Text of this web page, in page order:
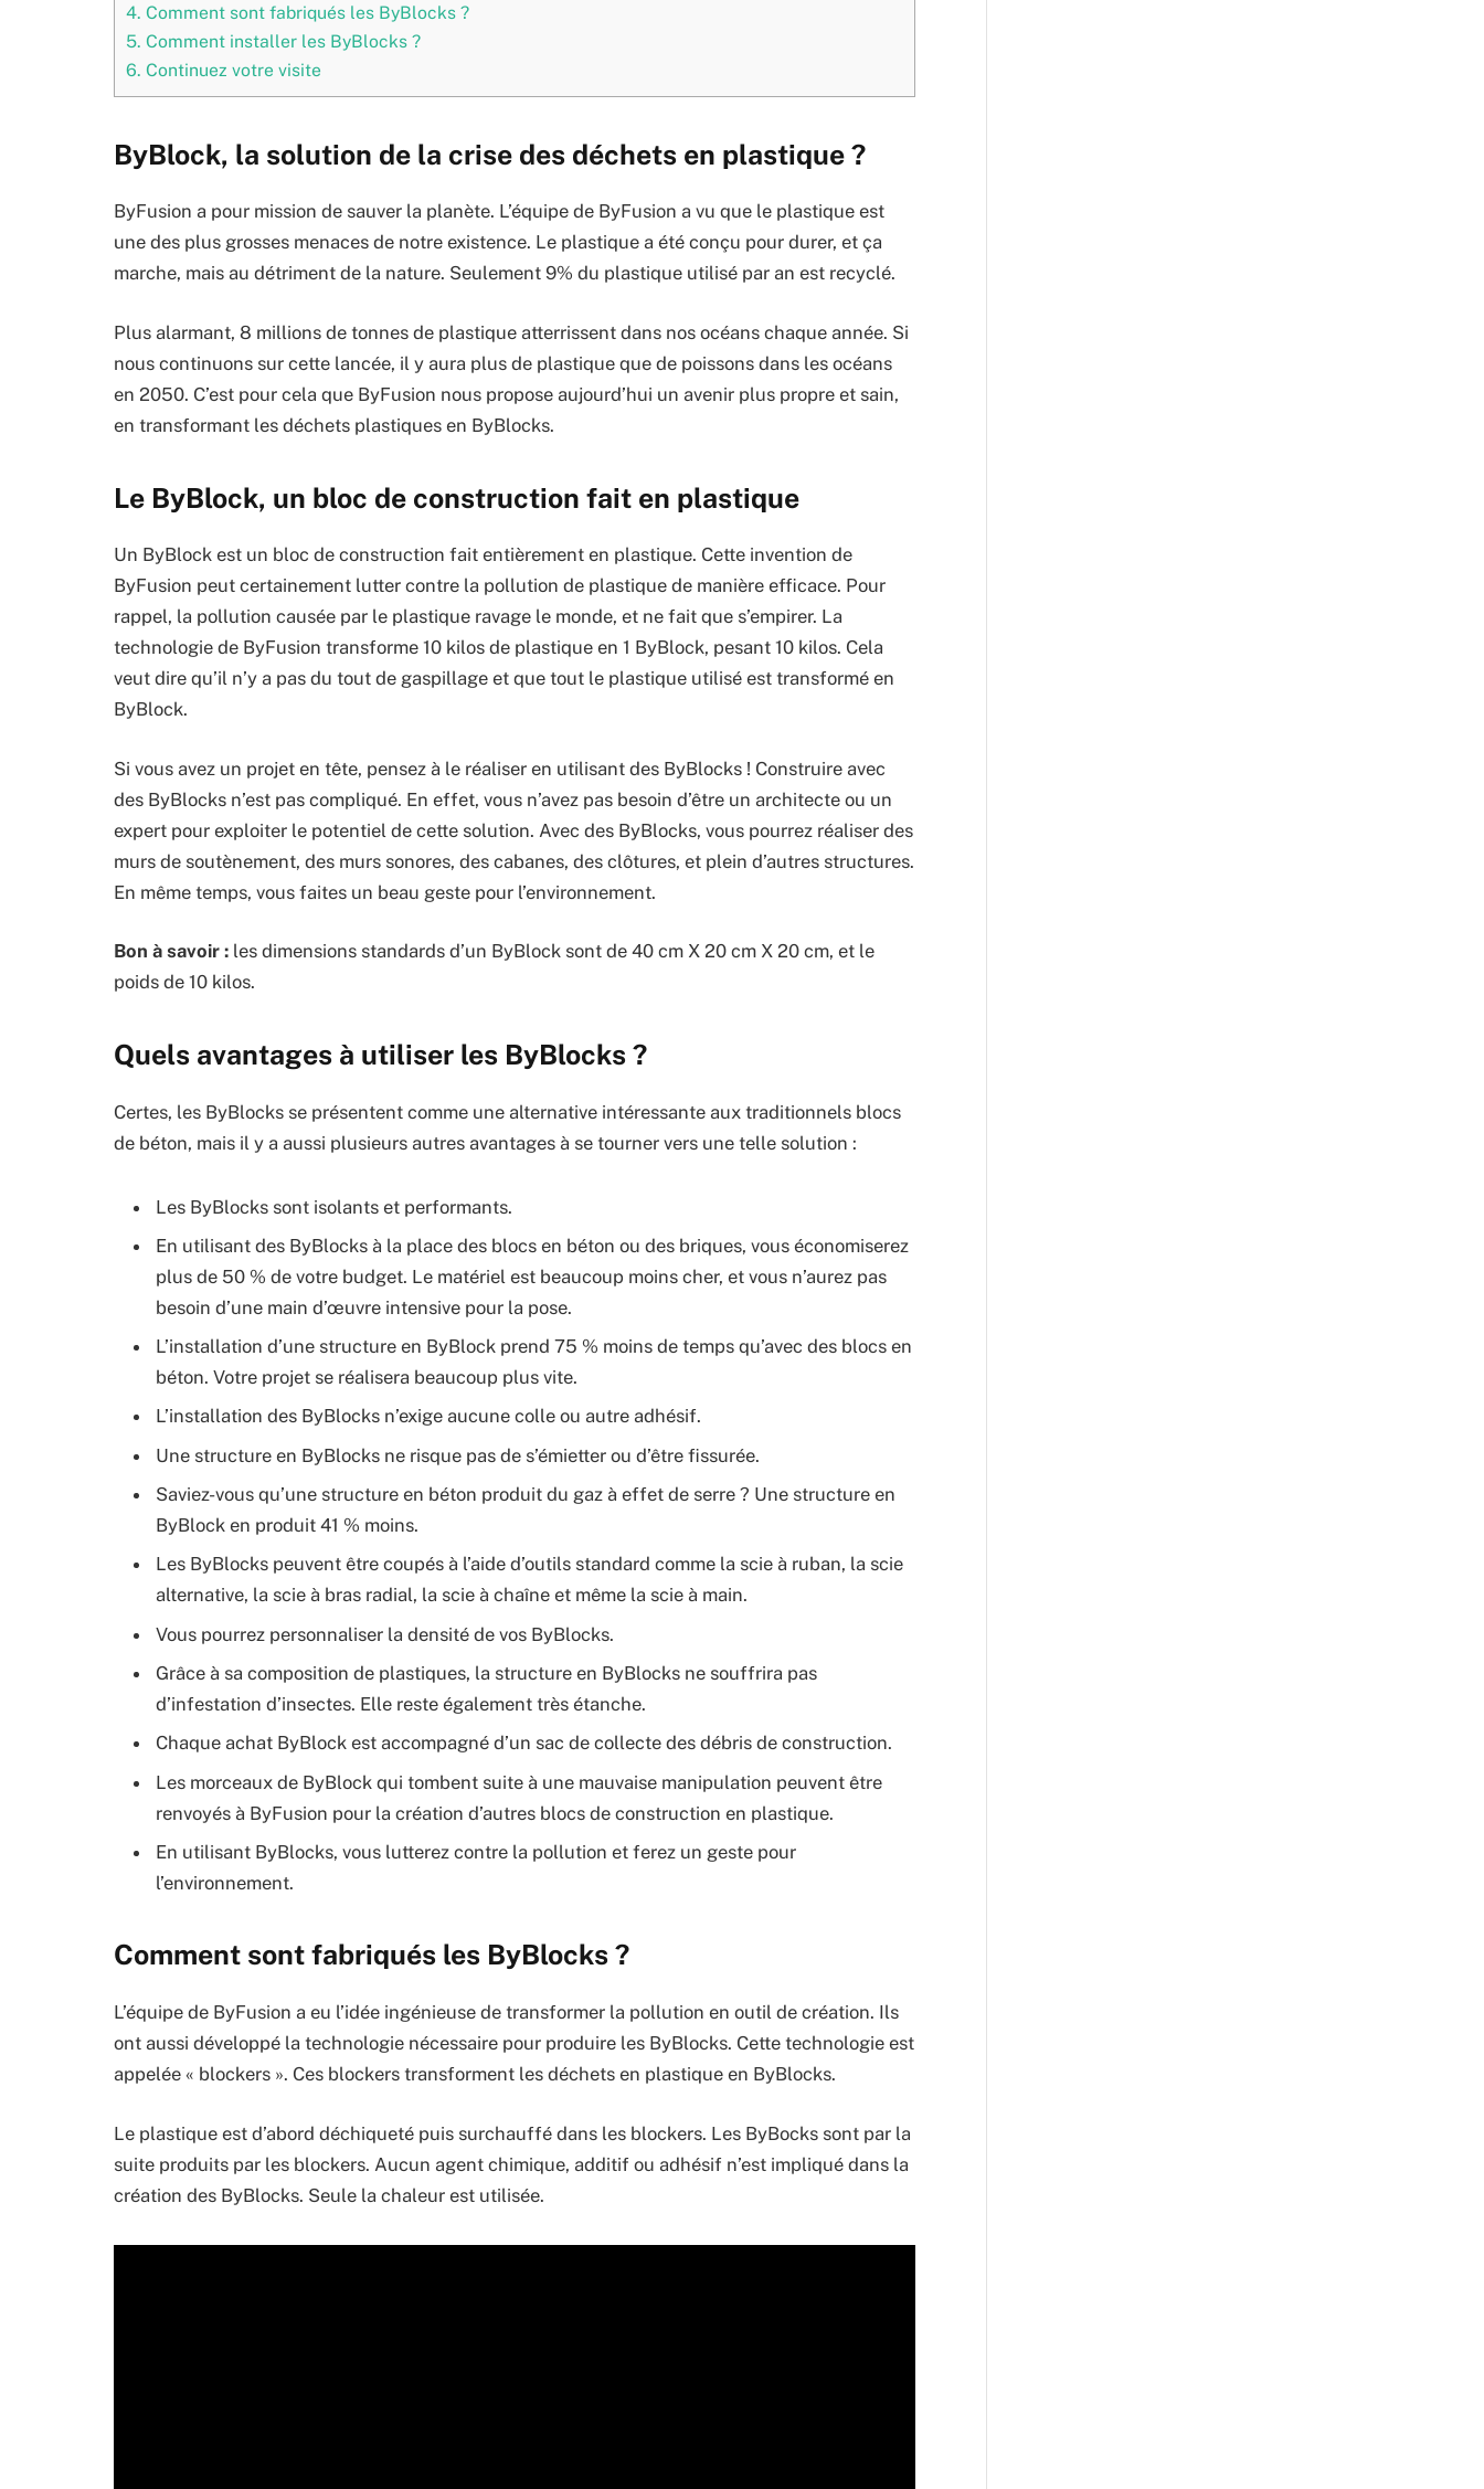
4. Comment sont fabriqués les ByBlocks ?
5. Comment installer les ByBlocks ?
6. Continuez votre visite
ByBlock, la solution de la crise des déchets en plastique ?
ByFusion a pour mission de sauver la planète. L’équipe de ByFusion a vu que le plastique est
une des plus grosses menaces de notre existence. Le plastique a été conçu pour durer, et ça
marche, mais au détriment de la nature. Seulement 9% du plastique utilisé par an est recyclé.
Plus alarmant, 8 millions de tonnes de plastique atterrissent dans nos océans chaque année. Si
nous continuons sur cette lancée, il y aura plus de plastique que de poissons dans les océans
en 2050. C’est pour cela que ByFusion nous propose aujourd’hui un avenir plus propre et sain,
en transformant les déchets plastiques en ByBlocks.
Le ByBlock, un bloc de construction fait en plastique
Un ByBlock est un bloc de construction fait entièrement en plastique. Cette invention de
ByFusion peut certainement lutter contre la pollution de plastique de manière efficace. Pour
rappel, la pollution causée par le plastique ravage le monde, et ne fait que s’empirer. La
technologie de ByFusion transforme 10 kilos de plastique en 1 ByBlock, pesant 10 kilos. Cela
veut dire qu’il n’y a pas du tout de gaspillage et que tout le plastique utilisé est transformé en
ByBlock.
Si vous avez un projet en tête, pensez à le réaliser en utilisant des ByBlocks ! Construire avec
des ByBlocks n’est pas compliqué. En effet, vous n’avez pas besoin d’être un architecte ou un
expert pour exploiter le potentiel de cette solution. Avec des ByBlocks, vous pourrez réaliser des
murs de soutènement, des murs sonores, des cabanes, des clôtures, et plein d’autres structures.
En même temps, vous faites un beau geste pour l’environnement.
Bon à savoir : les dimensions standards d’un ByBlock sont de 40 cm X 20 cm X 20 cm, et le
poids de 10 kilos.
Quels avantages à utiliser les ByBlocks ?
Certes, les ByBlocks se présentent comme une alternative intéressante aux traditionnels blocs
de béton, mais il y a aussi plusieurs autres avantages à se tourner vers une telle solution :
Les ByBlocks sont isolants et performants.
En utilisant des ByBlocks à la place des blocs en béton ou des briques, vous économiserez
plus de 50 % de votre budget. Le matériel est beaucoup moins cher, et vous n’aurez pas
besoin d’une main d’œuvre intensive pour la pose.
L’installation d’une structure en ByBlock prend 75 % moins de temps qu’avec des blocs en
béton. Votre projet se réalisera beaucoup plus vite.
L’installation des ByBlocks n’exige aucune colle ou autre adhésif.
Une structure en ByBlocks ne risque pas de s’émietter ou d’être fissurée.
Saviez-vous qu’une structure en béton produit du gaz à effet de serre ? Une structure en
ByBlock en produit 41 % moins.
Les ByBlocks peuvent être coupés à l’aide d’outils standard comme la scie à ruban, la scie
alternative, la scie à bras radial, la scie à chaîne et même la scie à main.
Vous pourrez personnaliser la densité de vos ByBlocks.
Grâce à sa composition de plastiques, la structure en ByBlocks ne souffrira pas
d’infestation d’insectes. Elle reste également très étanche.
Chaque achat ByBlock est accompagné d’un sac de collecte des débris de construction.
Les morceaux de ByBlock qui tombent suite à une mauvaise manipulation peuvent être
renvoyés à ByFusion pour la création d’autres blocs de construction en plastique.
En utilisant ByBlocks, vous lutterez contre la pollution et ferez un geste pour
l’environnement.
Comment sont fabriqués les ByBlocks ?
L’équipe de ByFusion a eu l’idée ingénieuse de transformer la pollution en outil de création. Ils
ont aussi développé la technologie nécessaire pour produire les ByBlocks. Cette technologie est
appelée « blockers ». Ces blockers transforment les déchets en plastique en ByBlocks.
Le plastique est d’abord déchiqueté puis surchauffé dans les blockers. Les ByBocks sont par la
suite produits par les blockers. Aucun agent chimique, additif ou adhésif n’est impliqué dans la
création des ByBlocks. Seule la chaleur est utilisée.